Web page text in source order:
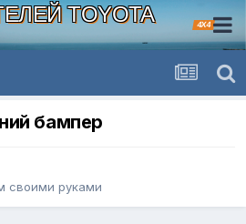
TOYOTA
4X4
бампер
своими руками